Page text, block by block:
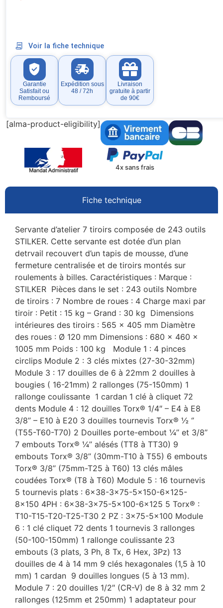
Voir la fiche technique
Garantie
Satisfait ou
Remboursé
Expédition sous
48 / 72h
Livraison
gratuite à partir
de 90€
[alma-product-eligibility]
4x sans frais
Fiche technique
Servante d’atelier 7 tiroirs composée de 243 outils
STILKER. Cette servante est dotée d’un plan
detrvail recouvert d’un tapis de mousse, d’une
fermeture centralisée et de tiroirs montés sur
roulements à billes. Caractéristiques : Marque :
STILKER Pièces dans le set : 243 outils Nombre
de tiroirs : 7 Nombre de roues : 4 Charge maxi par
tiroir : Petit : 15 kg – Grand : 30 kg Dimensions
intérieures des tiroirs : 565 x 405 mm Diamètre
des roues : Ø 120 mm Dimensions : 680 x 460 x
1005 mm Poids : 100 kg Module 1 : 4 pinces
circlips Module 2 : 3 clés mixtes (27-30-32mm)
Module 3 : 17 douilles de 6 à 22mm 2 douilles à
bougies ( 16-21mm) 2 rallonges (75-150mm) 1
rallonge coulissante 1 cardan 1 clé à cliquet 72
dents Module 4 : 12 douilles Torx® 1/4″ – E4 à E8
3/8’’ – E10 à E20 3 douilles tournevis Torx® ½ ‘’
(T55-T60-T70) 2 Douilles porte-embout ¼’’ et 3/8’’
7 embouts Torx® ¼’’ alésés (TT8 à TT30) 9
embouts Torx® 3/8’’ (30mm-T10 à T55) 6 embouts
Torx® 3/8’’ (75mm-T25 à T60) 13 clés mâles
coudées Torx® (T8 à T60) Module 5 : 16 tournevis
5 tournevis plats : 6×38-3×75-5×150-6×125-
8×150 4PH : 6×38-3×75-5×100-6×125 5 Torx® :
T10-T15-T20-T25-T30 2 PZ : 3×75-5×100 Module
6 : 1 clé cliquet 72 dents 1 tournevis 3 rallonges
(50-100-150mm) 1 rallonge coulissante 23
embouts (3 plats, 3 Ph, 8 Tx, 6 Hex, 3Pz) 13
douilles de 4 à 14 mm 9 clés hexagonales (1,5 à 10
mm) 1 cardan 9 douilles longues (5 à 13 mm).
Module 7 : 20 douilles 1/2″ (CR-V) de 8 à 32 mm 2
rallonges (125mm et 250mm) 1 adaptateur pour